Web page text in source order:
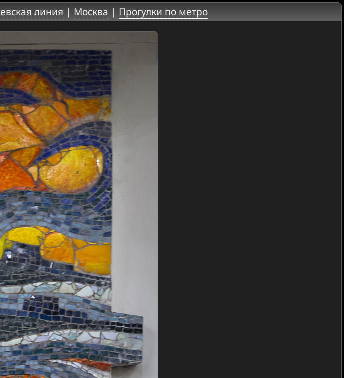
линия | Москва | Прогулки по метро